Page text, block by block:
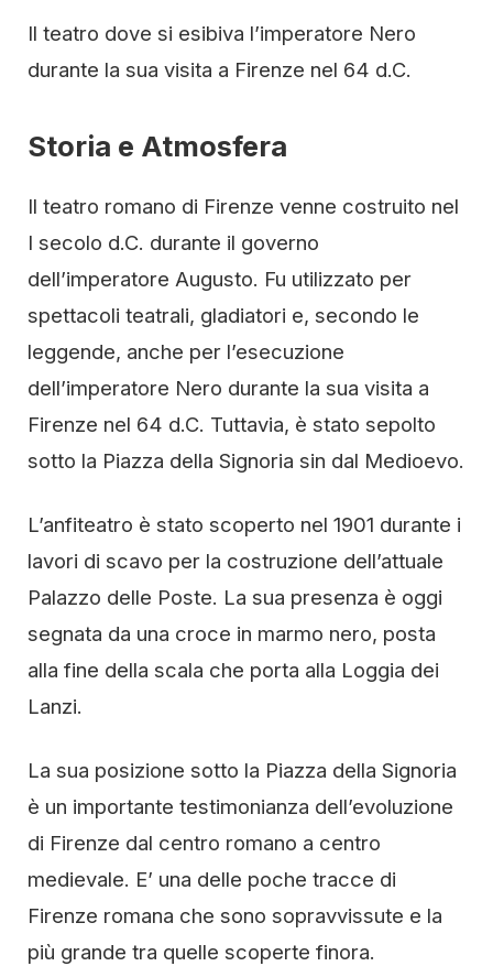
Il teatro dove si esibiva l’imperatore Nero
durante la sua visita a Firenze nel 64 d.C.
Storia e Atmosfera
Il teatro romano di Firenze venne costruito nel
I secolo d.C. durante il governo
dell’imperatore Augusto. Fu utilizzato per
spettacoli teatrali, gladiatori e, secondo le
leggende, anche per l’esecuzione
dell’imperatore Nero durante la sua visita a
Firenze nel 64 d.C. Tuttavia, è stato sepolto
sotto la Piazza della Signoria sin dal Medioevo.
L’anfiteatro è stato scoperto nel 1901 durante i
lavori di scavo per la costruzione dell’attuale
Palazzo delle Poste. La sua presenza è oggi
segnata da una croce in marmo nero, posta
alla fine della scala che porta alla Loggia dei
Lanzi.
La sua posizione sotto la Piazza della Signoria
è un importante testimonianza dell’evoluzione
di Firenze dal centro romano a centro
medievale. E’ una delle poche tracce di
Firenze romana che sono sopravvissute e la
più grande tra quelle scoperte finora.